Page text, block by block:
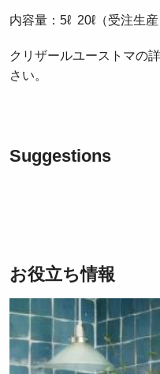
内容量：5ℓ 20ℓ（受注生産
クリザールユーストマの
さい。
Suggestions
お役立ち情報